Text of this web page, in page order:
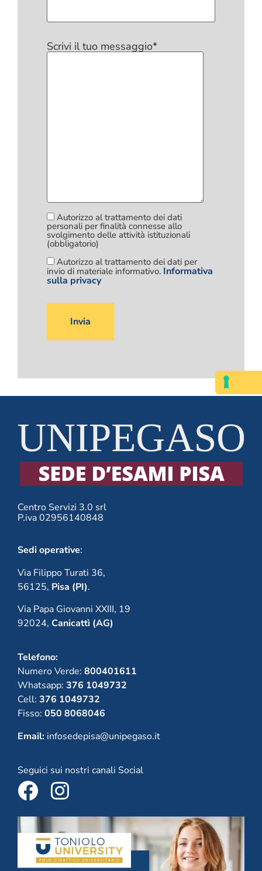
Scrivi il tuo messaggio*
Autorizzo al trattamento dei dati
personali per finalità connesse allo
svolgimento delle attività istituzionali
(obbligatorio)
Autorizzo al trattamento dei dati per
invio di materiale informativo. Informativa
sulla privacy
Si
vuoto
Centro Servizi 3.0 srl
P.iva 02956140848
Sedi operative:
Via Filippo Turati 36,
56125, Pisa (PI).
Via Papa Giovanni XXIII, 19
92024, Canicattì (AG)
Telefono:
Numero Verde: 800401611
Whatsapp: 376 1049732
Cell: 376 1049732
Fisso: 050 8068046
Email: infosedepisa@unipegaso.it
Seguici sui nostri canali Social